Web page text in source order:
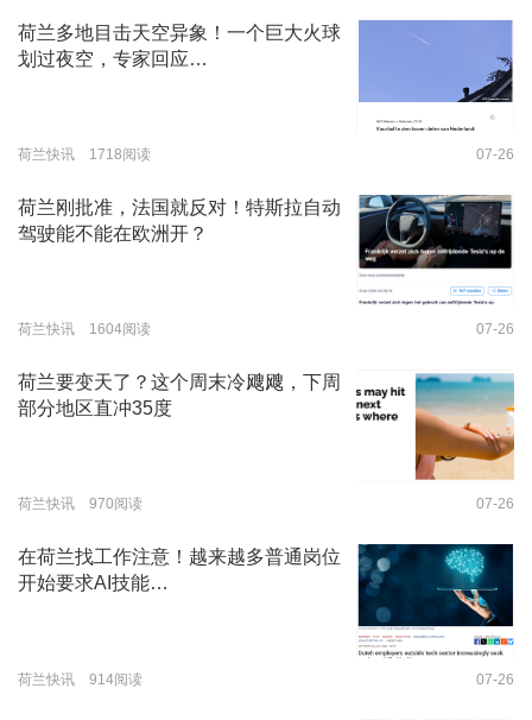
荷兰多地目击天空异象！一个巨大火球
划过夜空，专家回应…
荷兰快讯 1718阅读 07-26
荷兰刚批准，法国就反对！特斯拉自动
驾驶能不能在欧洲开？
荷兰快讯 1604阅读 07-26
荷兰要变天了？这个周末冷飕飕，下周
部分地区直冲35度
荷兰快讯 970阅读 07-26
在荷兰找工作注意！越来越多普通岗位
开始要求AI技能…
荷兰快讯 914阅读 07-26